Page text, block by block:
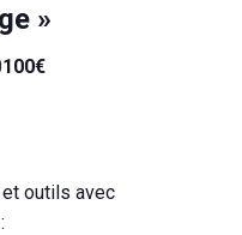
»
100€
outils avec